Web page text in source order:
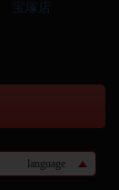
宝塚店
language